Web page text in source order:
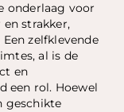
onderlaag voor
strakker,
zelfklevende
al is de
en
een rol. Hoewel
geschikte